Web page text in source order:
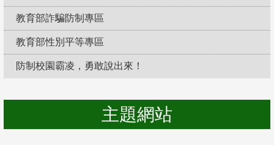
教育部詐騙防制專區
教育部性別平等專區
防制校園霸凌，勇敢說出來！
主題網站